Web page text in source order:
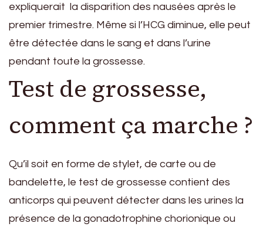
expliquerait la disparition des nausées après le
premier trimestre. Même si l’HCG diminue, elle peut
être détectée dans le sang et dans l’urine
pendant toute la grossesse.
Test de grossesse,
comment ça marche ?
Qu’il soit en forme de stylet, de carte ou de
bandelette, le test de grossesse contient des
anticorps qui peuvent détecter dans les urines la
présence de la gonadotrophine chorionique ou